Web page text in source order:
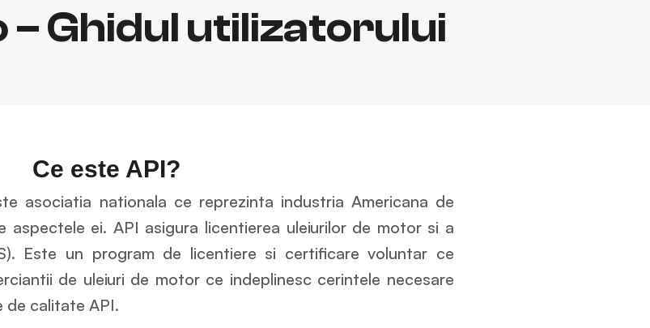
– Ghidul utilizatorului
Ce este API?
asociatia nationala ce reprezinta industria Americana de
ei. API asigura licentierea uleiurilor de motor si a
Este un program de licentiere si certificare voluntar ce
de uleiuri de motor ce indeplinesc cerintele necesare
de calitate API.